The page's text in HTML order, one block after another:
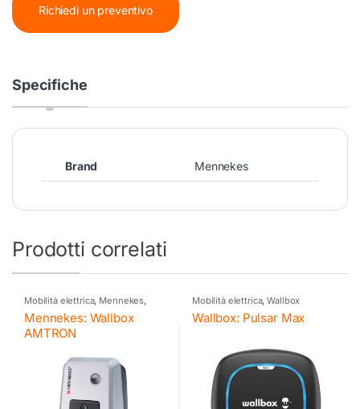
Richiedi un preventivo
Specifiche
Brand Mennekes
Prodotti correlati
Mobilità elettrica, Mennekes,
Mennekes: Wallbox
AMTRON
Mobilità elettrica,Wallbox
Wallbox: Pulsar Max